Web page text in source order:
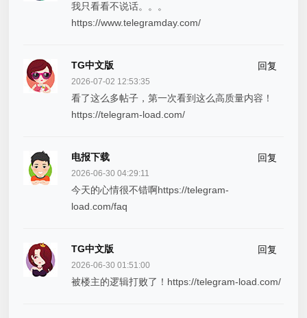
我只看看不说话。。。
https://www.telegramday.com/
TG中文版 回复
2026-07-02 12:53:35
看了这么多帖子，第一次看到这么高质量内容！
https://telegram-load.com/
电报下载 回复
2026-06-30 04:29:11
今天的心情很不错啊https://telegram-
load.com/faq
TG中文版 回复
2026-06-30 01:51:00
被楼主的逻辑打败了！https://telegram-load.com/